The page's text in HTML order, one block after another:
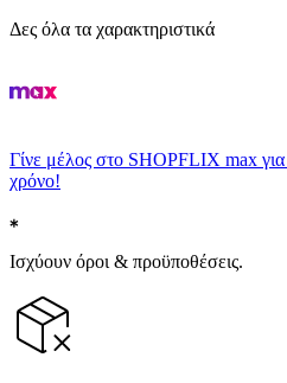
Δες όλα τα χαρακτηριστικά
Γίνε μέλος στο SHOPFLIX max
χρόνο!
Ισχύουν όροι & προϋποθέσεις.